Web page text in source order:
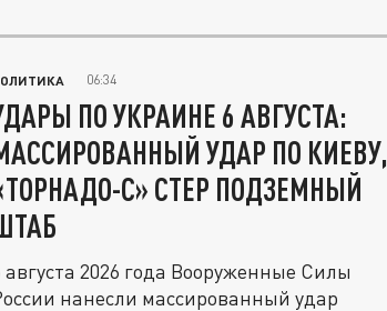
06:34
ПО УКРАИНЕ 6 АВГУСТА:
УДАР ПО КИЕВУ,
С» СТЕР ПОДЗЕМНЫЙ
августа 2026 года Вооруженные Силы
нанесли массированный удар